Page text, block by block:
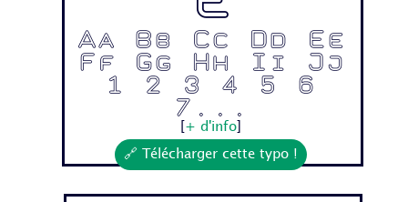
Aa Bb Cc Dd Ee
Ff Gg Hh Ii Jj
1 2 3 4 5 6
7...
+ d'info
🔗 Télécharger cette typo !